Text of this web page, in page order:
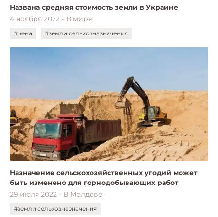
Названа средняя стоимость земли в Украине
4 ноября 2022 - В мире
#цена #земли сельхозназначения
Назначение сельскохозяйственных угодий может
29 июля 2022 - В Молдове
#земли сельхозназначения